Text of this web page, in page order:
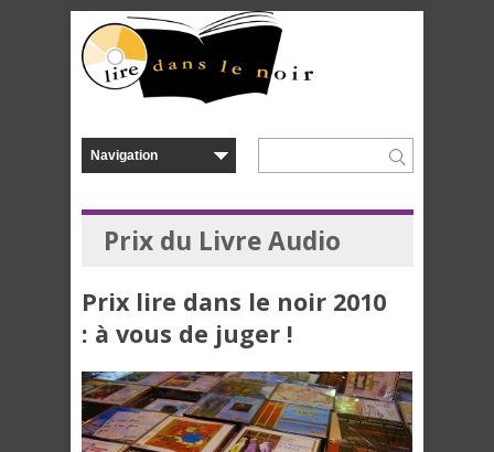
Prix du Livre Audio
Prix lire dans le noir 2010
: à vous de juger !